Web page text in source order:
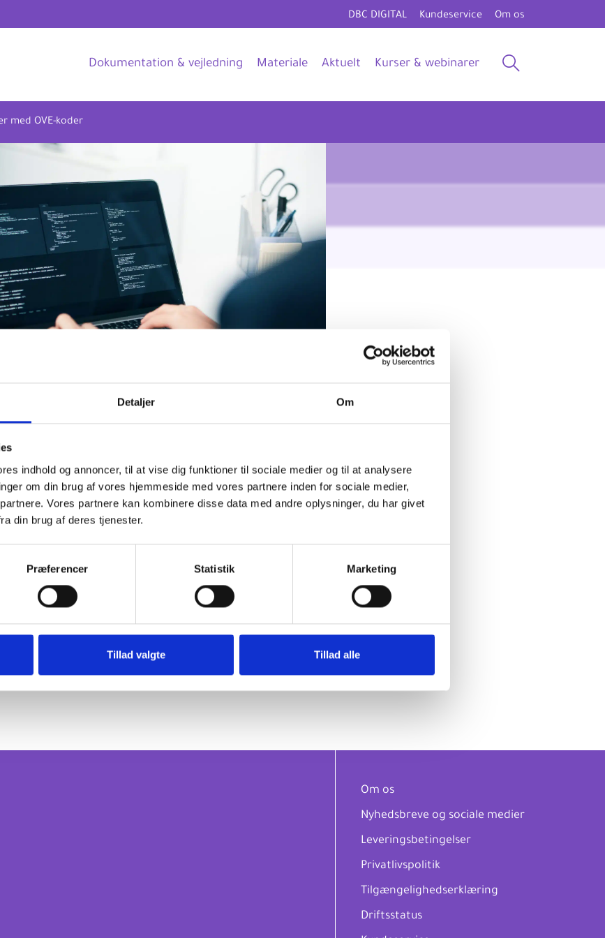
Detaljer Om
indhold og annoncer, til at vise dig funktioner til sociale medier og til at analysere
om din brug af vores hjemmeside med vores partnere inden for sociale medier,
Vores partnere kan kombinere disse data med andre oplysninger, du har givet
din brug af deres tjenester.
Præferencer Statistik Marketing
Tillad valgte Tillad alle
DBC DIGITAL Kundeservice Om os
Dokumentation & vejledning Materiale Aktuelt Kurser & webinarer
med OVE-koder
af poster med OVE-koder
nu tilføjelse af OVE-koder på
poster til brug i FBS 2.0.
Fælles Biblioteksinfrastruktur
Bibliotekssystem, FBS 2.0, kan nu opdatere
poster med OVE-koder via FBI-API’et.
med de nødvendige rettigheder opsat i VIP har
funktion.
Om os
Nyhedsbreve og sociale medier
Leveringsbetingelser
Privatlivspolitik
Tilgængelighedserklæring
Driftsstatus